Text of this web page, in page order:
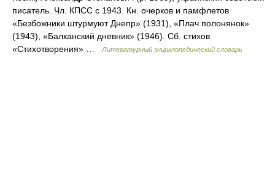
писатель. Чл. КПСС с 1943. Кн. очерков и памфлетов
«Безбожники штурмуют Днепр» (1931), «Плач полонянок»
(1943), «Балканский дневник» (1946). Сб. стихов
«Стихотворения» …
Литературный энциклопедический словарь